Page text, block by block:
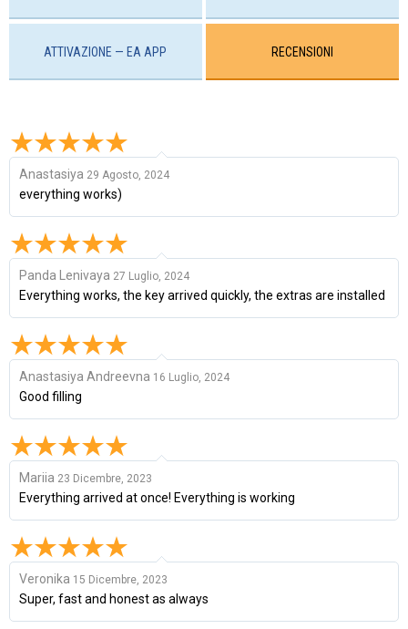
ATTIVAZIONE — EA APP RECENSIONI
Anastasiya 29 Agosto, 2024
everything works)
Panda Lenivaya 27 Luglio, 2024
Everything works, the key arrived quickly, the extras are installed
Anastasiya Andreevna 16 Luglio, 2024
Good filling
Mariia 23 Dicembre, 2023
Everything arrived at once! Everything is working
Veronika 15 Dicembre, 2023
Super, fast and honest as always